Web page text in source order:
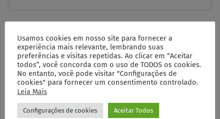
Usamos cookies em nosso site para fornecer a
experiência mais relevante, lembrando suas
preferências e visitas repetidas. Ao clicar em “Aceitar
todos”, você concorda com o uso de TODOS os cookies.
No entanto, você pode visitar "Configurações de
cookies" para fornecer um consentimento controlado.
Leia Mais
Configurações de cookies Aceitar Todos